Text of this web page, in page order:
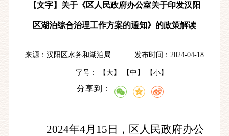
【文字】关于《区人民政府办公室关于印发汉阳
区湖泊综合治理工作方案的通知》的政策解读
来源：汉阳区水务和湖泊局 发布时间：2024-04-18
字号： 【 大】 【中 】 【小】
分享到：
2024年4月15日，区人民政府办公